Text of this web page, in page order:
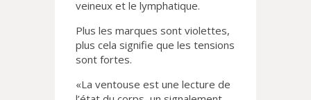
veineux et le lymphatique.
Plus les marques sont violettes,
plus cela signifie que les tensions
sont fortes.
«La ventouse est une lecture de